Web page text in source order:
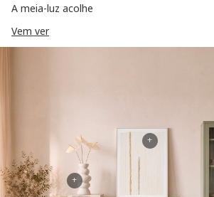
A meia-luz acolhe
Vem ver
+
+